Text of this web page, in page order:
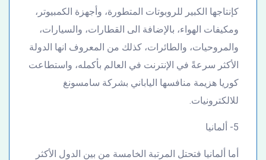
كإنتاجها الكبير للروبوتات المتطورة، وأجهزة الكمبيوتر،
ومكيفات الهواء، بالإضافة الى القطارات، والسيارات،
والمروحيات، والطائرات، كذلك من المعروف انها الدولة
الأكثر سرعةً في الإنترنت في العالم بأكمله، واستطاعت
كوريا هزيمة منافسها الياباني بشركة سامسونغ
للالكترونيات.
5- ألمانيا
أما ألمانيا فتحتل المرتبة الخامسة من بين الدول الأكثر